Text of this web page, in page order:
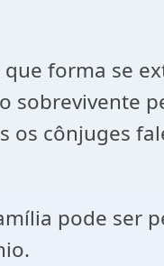
se
sobrevivente
cônjuges
ser